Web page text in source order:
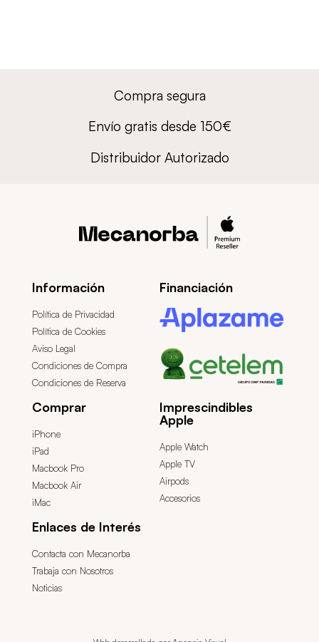
Compra segura
Envío gratis desde 150€
Distribuidor Autorizado
Información
Política de Privacidad
Política de Cookies
Aviso Legal
Condiciones de Compra
Condiciones de Reserva
Financiación
Comprar
iPhone
iPad
Macbook Pro
Macbook Air
iMac
Imprescindibles
Apple
Apple Watch
Apple TV
Airpods
Accesorios
Enlaces de Interés
Contacta con Mecanorba
Trabaja con Nosotros
Noticias